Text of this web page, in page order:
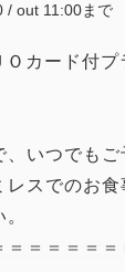
/ out 11:00まで
Ｏカード付
いつでもご
レスでのお
＝＝＝＝＝